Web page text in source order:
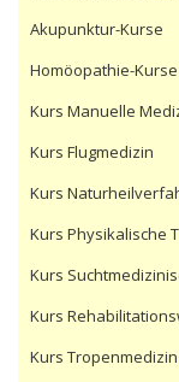
Akupunktur-Kurse
Homöopathie-Kurse
Kurs Manuelle
Kurs Flugmedizin
Kurs
Kurs Physikalische
Kurs
Kurs
Kurs